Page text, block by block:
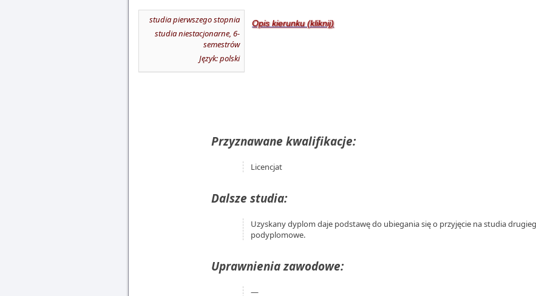
studia pierwszego stopnia
studia niestacjonarne, 6-
semestrów
Język: polski
Opis kierunku (kliknij)
Przyznawane kwalifikacje:
Licencjat
Dalsze studia:
Uzyskany dyplom daje podstawę do ubiegania się o przyjęcie na studia
podyplomowe.
Uprawnienia zawodowe:
―